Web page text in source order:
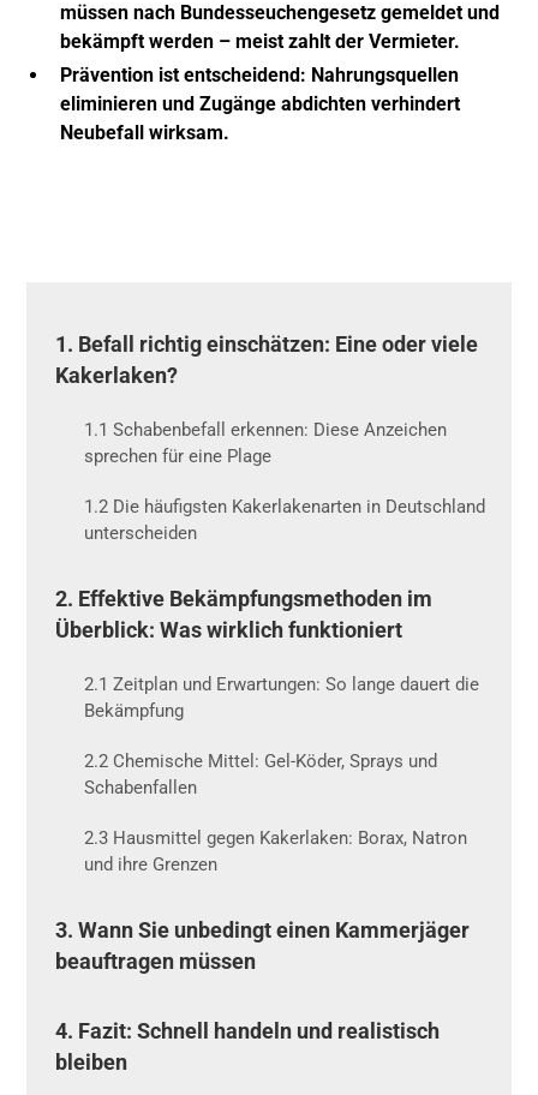
müssen nach Bundesseuchengesetz gemeldet und
bekämpft werden – meist zahlt der Vermieter.
Prävention ist entscheidend: Nahrungsquellen
eliminieren und Zugänge abdichten verhindert
Neubefall wirksam.
1. Befall richtig einschätzen: Eine oder viele
Kakerlaken?
1.1 Schabenbefall erkennen: Diese Anzeichen
sprechen für eine Plage
1.2 Die häufigsten Kakerlakenarten in Deutschland
unterscheiden
2. Effektive Bekämpfungsmethoden im
Überblick: Was wirklich funktioniert
2.1 Zeitplan und Erwartungen: So lange dauert die
Bekämpfung
2.2 Chemische Mittel: Gel-Köder, Sprays und
Schabenfallen
2.3 Hausmittel gegen Kakerlaken: Borax, Natron
und ihre Grenzen
3. Wann Sie unbedingt einen Kammerjäger
beauftragen müssen
4. Fazit: Schnell handeln und realistisch
bleiben